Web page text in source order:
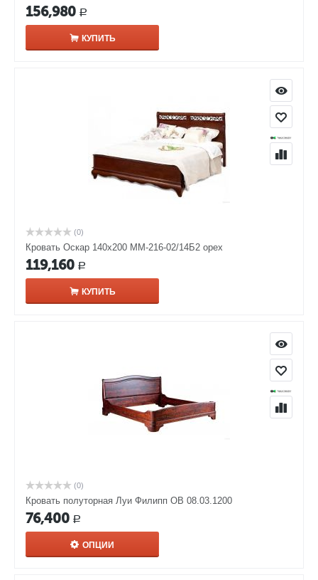
156,980 Р
КУПИТЬ
(0)
Кровать Оскар 140х200 ММ-216-02/14Б2 орех
119,160 Р
КУПИТЬ
(0)
Кровать полуторная Луи Филипп ОВ 08.03.1200
76,400 Р
ОПЦИИ